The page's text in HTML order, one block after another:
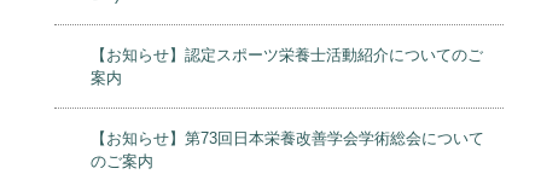
【お知らせ】認定スポーツ栄養士活動紹介についてのご
案内
【お知らせ】第73回日本栄養改善学会学術総会について
のご案内